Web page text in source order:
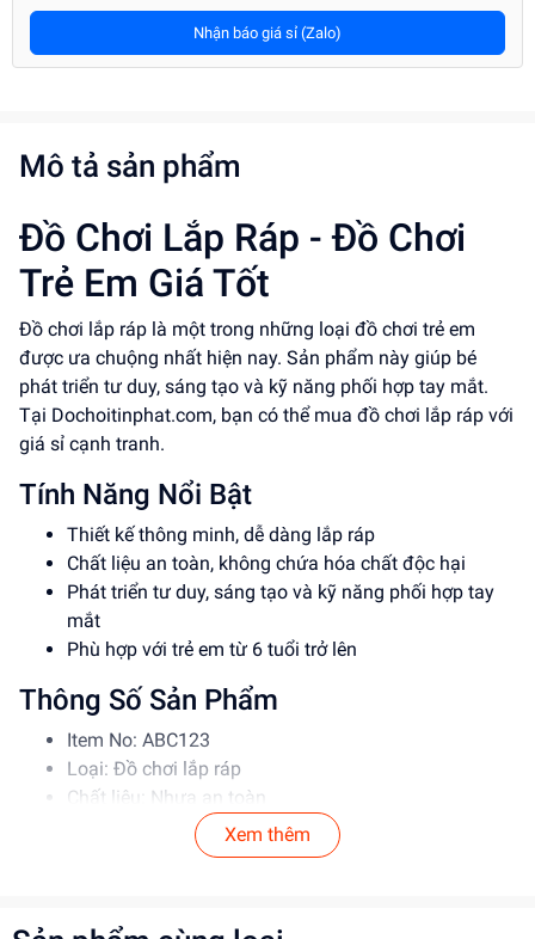
Nhận báo giá sỉ (Zalo)
Mô tả sản phẩm
Đồ Chơi Lắp Ráp - Đồ Chơi
Trẻ Em Giá Tốt
Đồ chơi lắp ráp là một trong những loại đồ chơi trẻ em
được ưa chuộng nhất hiện nay. Sản phẩm này giúp bé
phát triển tư duy, sáng tạo và kỹ năng phối hợp tay mắt.
Tại Dochoitinphat.com, bạn có thể mua đồ chơi lắp ráp với
giá sỉ cạnh tranh.
Tính Năng Nổi Bật
Thiết kế thông minh, dễ dàng lắp ráp
Chất liệu an toàn, không chứa hóa chất độc hại
Phát triển tư duy, sáng tạo và kỹ năng phối hợp tay
mắt
Phù hợp với trẻ em từ 6 tuổi trở lên
Thông Số Sản Phẩm
Item No: ABC123
Loại: Đồ chơi lắp ráp
Chất liệu: Nhựa an toàn
Độ tuổi phù hợp: 6-12 tuổi
Xem thêm